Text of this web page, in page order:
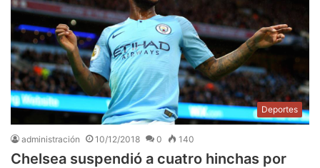
Deportes
administración 10/12/2018 0 140
Chelsea suspendió a cuatro hinchas por